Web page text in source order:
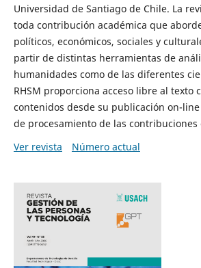
Universidad de Santiago de Chile. La
toda contribución académica que
políticos, económicos, sociales y
partir de distintas herramientas de
humanidades como de las diferentes
RHSM proporciona acceso libre al texto
contenidos desde su publicación on-line
de procesamiento de las contribuciones
Ver revista
Número actual